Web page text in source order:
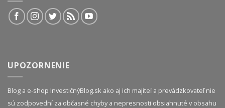
UPOZORNENIE
Blog a e-shop InvestičnýBlog.sk ako aj ich majiteľ a prevádzkovateľ nie
sú zodpovední za občasné chyby a nepresnosti obsiahnuté v obsahu